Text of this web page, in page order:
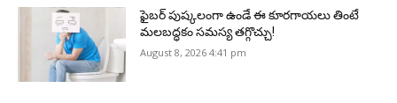
ఫైబర్‌ పుష్కలంగా ఉండే ఈ కూరగాయలు తింటే
మలబద్ధకం సమస్య తగ్గొచ్చు!
August 8, 2026 4:41 pm